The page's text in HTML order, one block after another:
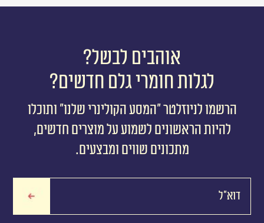
אוהבים לבשל?
לגלות חומרי גלם חדשים?
הרשמו לניוזלטר ״המסע הקולינרי שלנו״ ותוכלו
להיות הראשונים לשמוע על מוצרים חדשים,
מתכונים שווים ומבצעים.